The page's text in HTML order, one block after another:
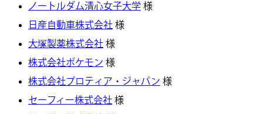
ノートルダム清心女子大学 様
日産自動車株式会社 様
大塚製薬株式会社 様
株式会社ポケモン 様
株式会社プロティア・ジャパン 様
セーフィー株式会社 様